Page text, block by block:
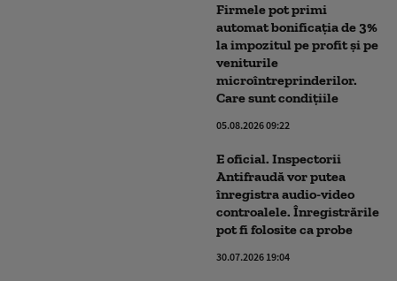
Firmele pot primi
automat bonificația de 3%
la impozitul pe profit și pe
veniturile
microîntreprinderilor.
Care sunt condițiile
05.08.2026 09:22
E oficial. Inspectorii
Antifraudă vor putea
înregistra audio-video
controalele. Înregistrările
pot fi folosite ca probe
30.07.2026 19:04